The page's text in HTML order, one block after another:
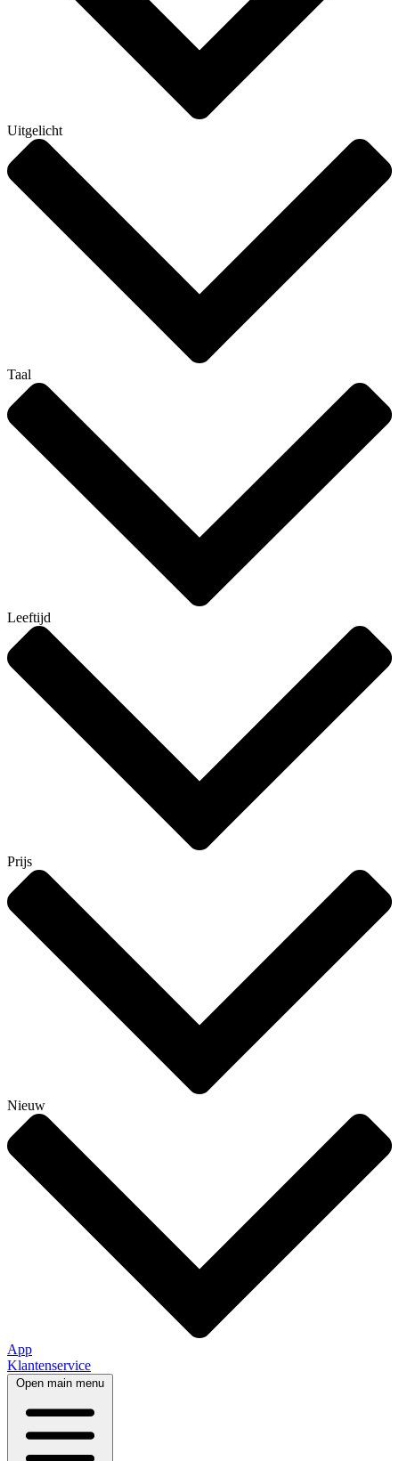
Uitgelicht
Taal
Leeftijd
Prijs
Nieuw
App
Klantenservice
Open main menu